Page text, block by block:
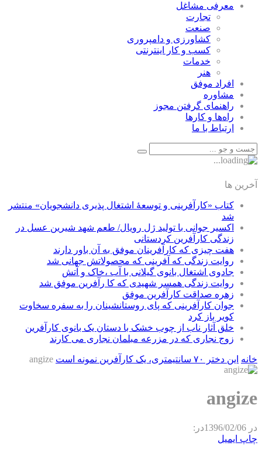
معرفی مشاغل
تجارت
صنعت
كشاورزی و دامپروری
كسب و كار اينترنتی
خدمات
هنر
افراد موفق
مشاوره
راهنمای گرفتن مجوز
راه‌ها و كارها
ارتباط با ما
آخرین ها
کتاب «کارآفرینی و توسعۀ اشتغال پذیری دانشجویان» منتشر
شد
اکسیر جوانی با تولید ژل رویال/ طعم شهد شیرین عسل‌ در
زندگی کارآفرین کردستانی
هفت چیزی که کارآفرینان موفق به آن باور دارند
روایت زندگی که آفرینی که محصولاتش جهانی شد
جادوی اشتغال بانوی گیلانی با آب ،خاک و آتش
روایت زندگی همسر شهیدی که کا رآفرین موفق شد
زهره صداقت کارآفرین موفق
جوان کارآفرینی که پای روستانشینان را به سفره سخاوت
کویر باز کرد
خلق آثار ناب از چوب خشک با دستان یک بانوی کارآفرین
زوج نجاری که در مزرعه مبلمان نجاری می کارند
خانه این دختر ۷۰ سانتیمتری، یک کارآفرین نمونه است angize
angize
در 1396/02/06در:
چاپ ایمیل